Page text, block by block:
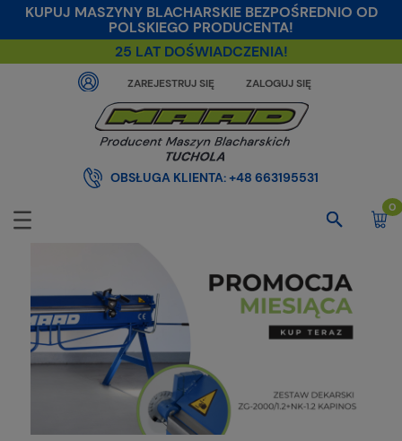
KUPUJ MASZYNY BLACHARSKIE BEZPOŚREDNIO OD
POLSKIEGO PRODUCENTA!
25 LAT DOŚWIADCZENIA!
ZAREJESTRUJ SIĘ ZALOGUJ SIĘ
OBSŁUGA KLIENTA:+48 663195531